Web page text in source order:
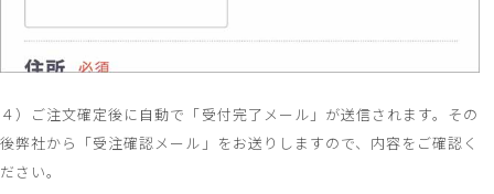
４）ご注文確定後に自動で「受付完了メール」が送信されます。その
後弊社から「受注確認メール」をお送りしますので、内容をご確認く
ださい。